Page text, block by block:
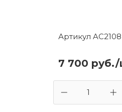
Артикул
7 700